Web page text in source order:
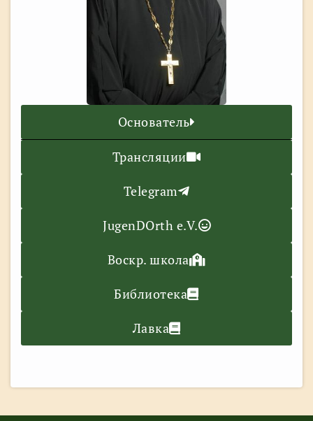
Основатель
Трансляции
Telegram
JugenDOrth e.V.
Воскр. школа
Библиотека
Лавка